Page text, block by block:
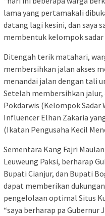
lama yang pertamakali
datang lagi kesini, dan saya
membentuk kelompok sadar
Ditengah terik matahari,
membersihkan jalan akses
menandai jalan dengan tali
Setelah membersihkan
Pokdarwis (Kelompok Sadar
Influencer Elhan Zakaria
(Ikatan Pengusaha Kecil
Sementara Kang Fajri
Leuweung Paksi, berharap
Bupati Cianjur, dan Bupati
dapat memberikan
pengelolaan optimal Situs
“saya berharap pa Gubernur